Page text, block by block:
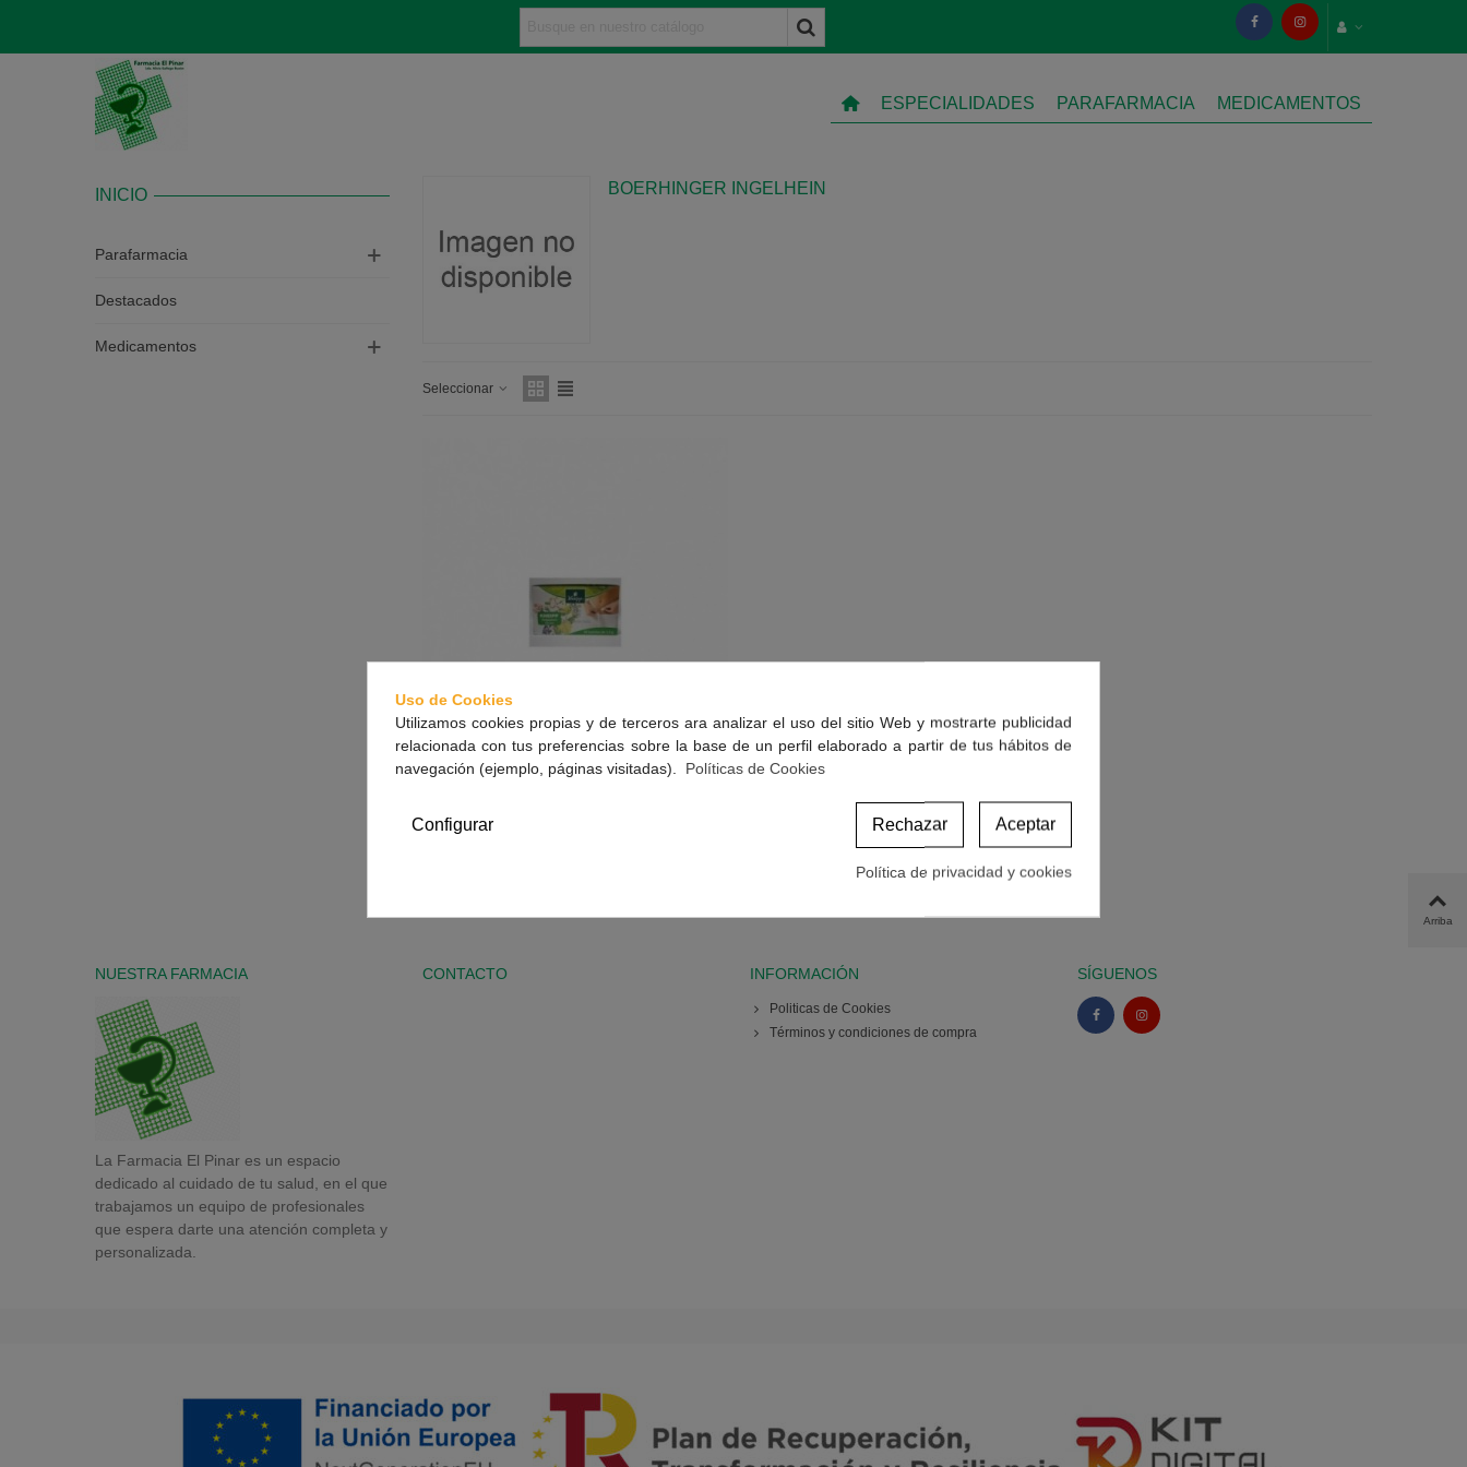
ESPECIALIDADES PARAFARMACIA MEDICAMENTOS
INICIO
Parafarmacia
Destacados
Medicamentos
BOERHINGER INGELHEIN
Seleccionar
NUESTRA FARMACIA
La Farmacia El Pinar es un espacio
dedicado al cuidado de tu salud, en el que
trabajamos un equipo de profesionales
que espera darte una atención completa y
personalizada.
CONTACTO INFORMACIÓN
Politicas de Cookies
Términos y condiciones de compra
SÍGUENOS
Arriba
Uso de Cookies
Utilizamos cookies propias y de terceros ara analizar el uso del sitio Web y mostrarte publicidad
relacionada con tus preferencias sobre la base de un perfil elaborado a partir de tus hábitos de
navegación (ejemplo, páginas visitadas). Políticas de Cookies
Aceptar
Rechazar
Configurar
Política de privacidad y cookies